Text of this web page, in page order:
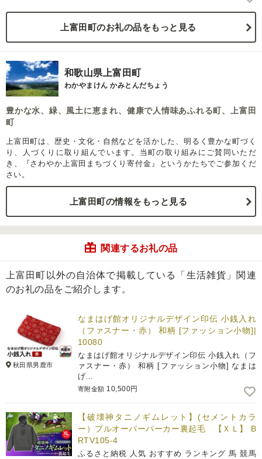
上富田町のお礼の品をもっと見る
和歌山県上富田町
わかやまけん かみとんだちょう
豊かな水、緑、風土に恵まれ、健康で人情味あふれる町、上富田
町
上富田町は、歴史・文化・自然などを活かした、明るく豊かな町づく
り、人づくりに取り組んでいます。当町の取り組みにご賛同いただ
き、『さわやか上富田まちづくり寄付金』というかたちでご参加くだ
さい。
上富田町の情報をもっと見る
関連するお礼の品
上富田町以外の自治体で掲載している「生活雑貨」関連
のお礼の品をご紹介します。
秋田県男鹿市
なまはげ館オリジナルデザイン印伝 小銭入れ
（ファスナー・赤） 和柄 [ファッション小物]|
10080
なまはげ館オリジナルデザイン印伝 小銭入れ（フ
ァスナー・赤） 和柄 [ファッション小物] なまは
げ…
寄附金額 10,500円
【破壊神タニノギムレット】(セメントカラ
ー）プルオーバーパーカー裏起毛 【ＸＬ】 B
RTV105-4
ふるさと納税 人気 おすすめ ランキング 馬 競馬